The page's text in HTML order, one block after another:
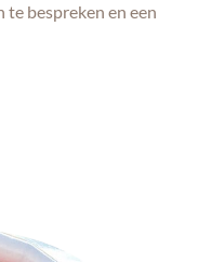
bespreken en een